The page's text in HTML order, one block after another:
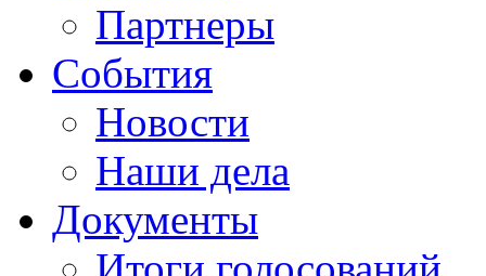
Партнеры
События
Новости
Наши дела
Документы